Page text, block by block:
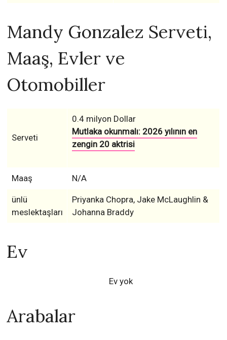
Mandy Gonzalez Serveti,
Maaş, Evler ve
Otomobiller
Serveti
0.4 milyon Dollar
Mutlaka okunmalı: 2026 yılının en
zengin 20 aktrisi
Maaş N/A
ünlü
meslektaşları
Priyanka Chopra, Jake McLaughlin &
Johanna Braddy
Ev
Ev yok
Arabalar